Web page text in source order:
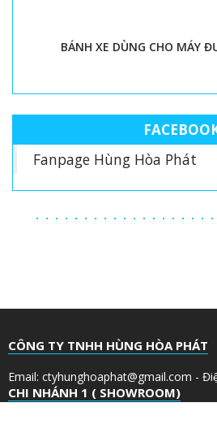
BÁNH XE DÙNG CHO MÁY
Fanpage Hùng Hòa Phát
CÔNG TY TNHH HÙNG HÒA PHÁT
Email: ctyhunghoaphat@gmail.com -
CHI NHÁNH 1 ( SHOWROOM)